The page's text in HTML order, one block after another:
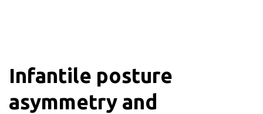
Infantile posture
asymmetry and